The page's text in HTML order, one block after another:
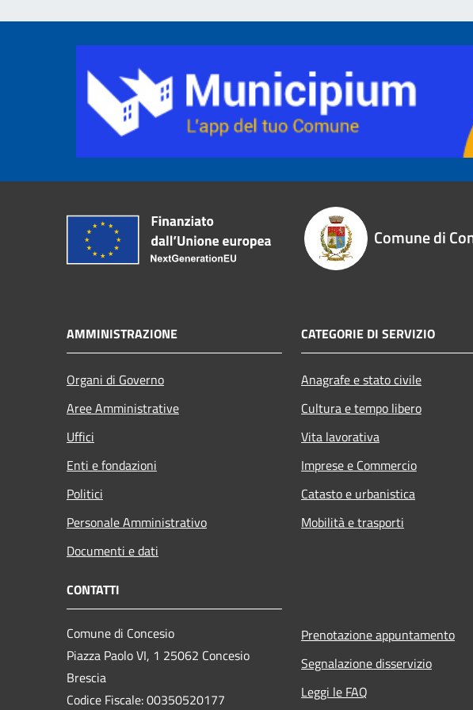
Comune di
AMMINISTRAZIONE
Organi di Governo
Aree Amministrative
Uffici
Enti e fondazioni
Politici
Personale Amministrativo
Documenti e dati
CATEGORIE DI SERVIZIO
Anagrafe e stato civile
Cultura e tempo libero
Vita lavorativa
Imprese e Commercio
Catasto e urbanistica
Mobilità e trasporti
CONTATTI
Comune di Concesio
Piazza Paolo VI, 1 25062 Concesio
Brescia
Codice Fiscale: 00350520177
Prenotazione appuntamento
Segnalazione disservizio
Leggi le FAQ